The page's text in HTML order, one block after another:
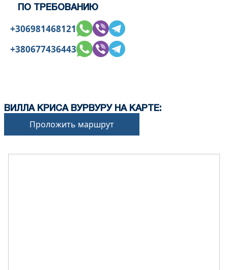
ПО ТРЕБОВАНИЮ
+306981468121
+380677436443
ВИЛЛА КРИСА ВУРВУРУ НА КАРТЕ:
Проложить маршрут